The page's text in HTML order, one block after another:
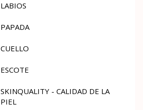
LABIOS
PAPADA
CUELLO
ESCOTE
SKINQUALITY - CALIDAD DE LA
PIEL